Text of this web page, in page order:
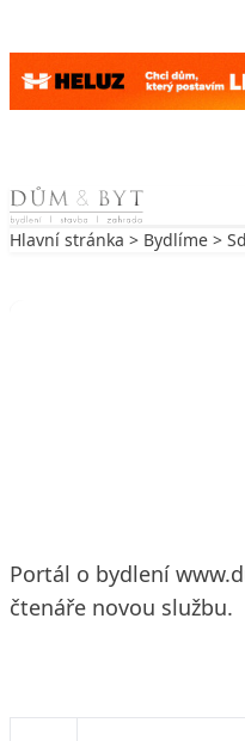
Skip to content
Hlavní stránka > Bydlíme >
Portál o bydlení
čtenáře novou službu.